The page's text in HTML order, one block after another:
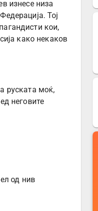
изнесе низа
Тој
кои,
како некаков
руската моќ,
неговите
од нив